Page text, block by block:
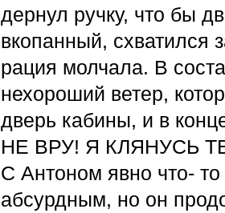
дернул ручку, что бы
вкопанный, схватился
рация молчала. В
нехороший ветер,
дверь кабины, и в
НЕ ВРУ! Я КЛЯНУСЬ
С Антоном явно что-
абсурдным, но он